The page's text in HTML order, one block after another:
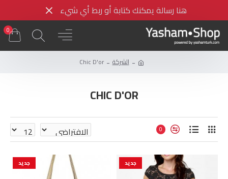
هنا رسالة يمكنك كتابة أو ربط أي شيء
0
الشركة Chic D'or
CHIC D'OR
0
جديد جديد